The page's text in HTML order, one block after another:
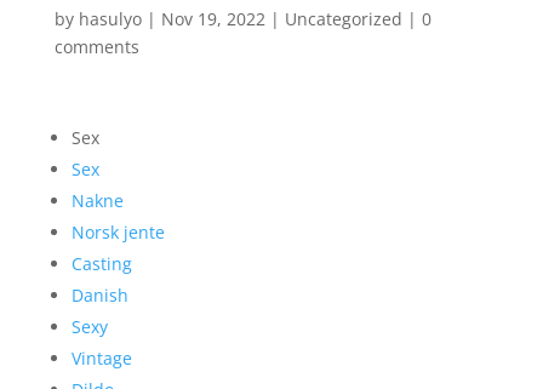
by hasulyo| Nov 19, 2022| Uncategorized | 0
comments
Sex
Sex
Nakne
Norsk jente
Casting
Danish
Sexy
Vintage